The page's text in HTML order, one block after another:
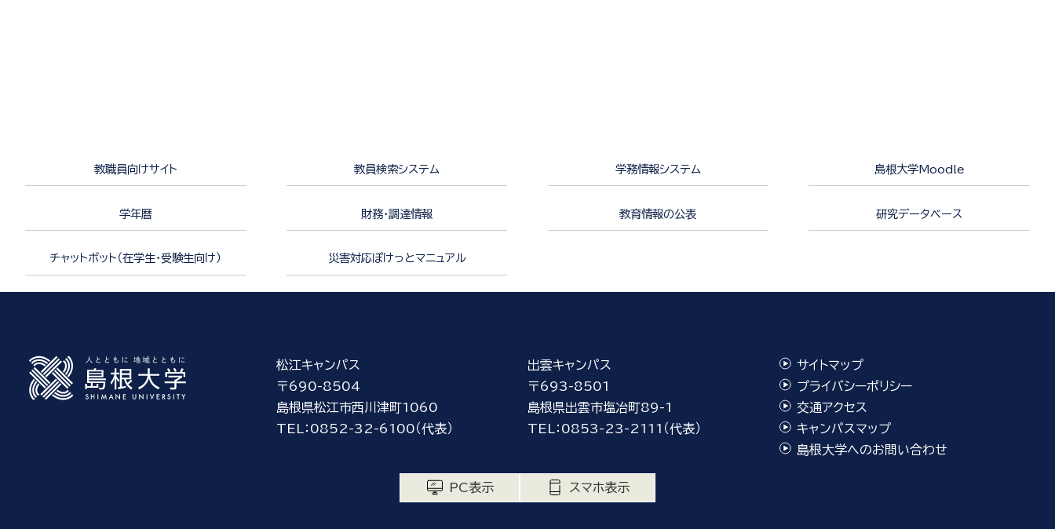
教職員向けサイト 教員検索システム 学務情報システム 島根大学Moodle
学年暦 財務・調達情報 教育情報の公表 研究データベース
チャットボット（在学生・受験生向け） 災害対応ぽけっとマニュアル
松江キャンパス
〒690-8504
島根県松江市西川津町1060
TEL：0852-32-6100（代表）
出雲キャンパス
〒693-8501
島根県出雲市塩冶町89-1
TEL：0853-23-2111（代表）
サイトマップ
プライバシーポリシー
交通アクセス
キャンパスマップ
島根大学へのお問い合わせ
PC表示 スマホ表示